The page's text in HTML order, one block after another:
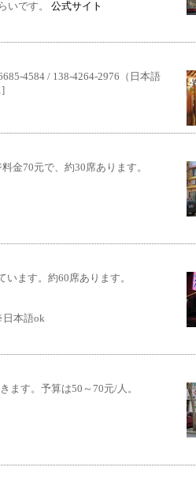
いです。 公式サイト
4584 / 138-4264-2976（日本語
金70元で、約30席あります。
ます。約60席あります。
日本語ok
ます。予算は50～70元/人。